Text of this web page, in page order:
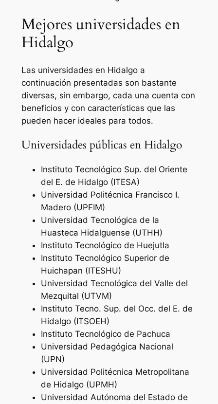
Mejores universidades en
Hidalgo
Las universidades en Hidalgo a
continuación presentadas son bastante
diversas, sin embargo, cada una cuenta con
beneficios y con características que las
pueden hacer ideales para todos.
Universidades públicas en Hidalgo
Instituto Tecnológico Sup. del Oriente
del E. de Hidalgo (ITESA)
Universidad Politécnica Francisco I.
Madero (UPFIM)
Universidad Tecnológica de la
Huasteca Hidalguense (UTHH)
Instituto Tecnológico de Huejutla
Instituto Tecnológico Superior de
Huichapan (ITESHU)
Universidad Tecnológica del Valle del
Mezquital (UTVM)
Instituto Tecno. Sup. del Occ. del E. de
Hidalgo (ITSOEH)
Instituto Tecnológico de Pachuca
Universidad Pedagógica Nacional
(UPN)
Universidad Politécnica Metropolitana
de Hidalgo (UPMH)
Universidad Autónoma del Estado de